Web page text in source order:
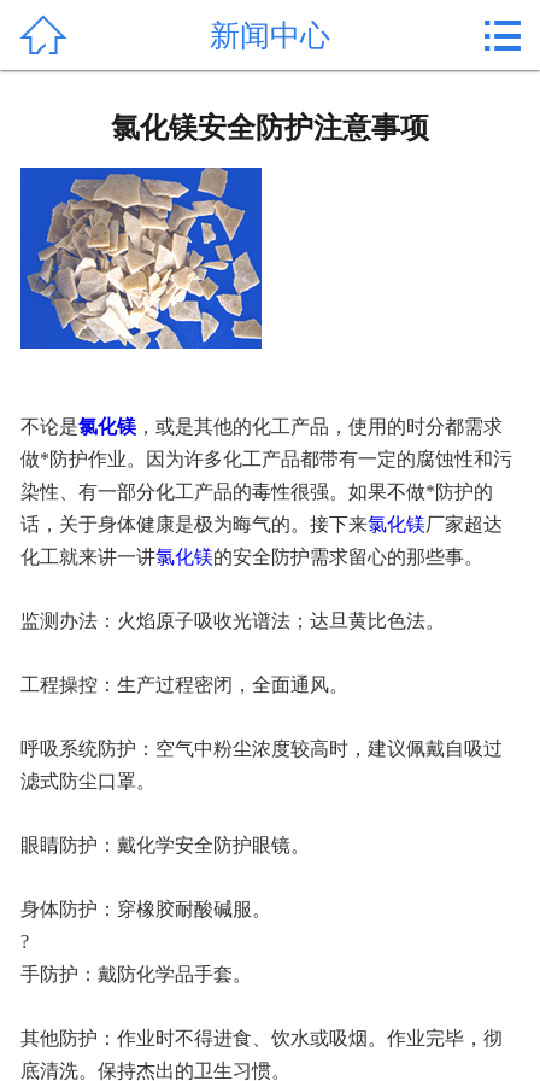
行业动态
常见问题
 新闻中心 
氯化镁安全防护注意事项
不论是氯化镁，或是其他的化工产品，使用的时分都需求
做*防护作业。因为许多化工产品都带有一定的腐蚀性和污
染性、有一部分化工产品的毒性很强。如果不做*防护的
话，关于身体健康是极为晦气的。接下来氯化镁厂家超达
化工就来讲一讲氯化镁的安全防护需求留心的那些事。
监测办法：火焰原子吸收光谱法；达旦黄比色法。
工程操控：生产过程密闭，全面通风。
呼吸系统防护：空气中粉尘浓度较高时，建议佩戴自吸过
滤式防尘口罩。
眼睛防护：戴化学安全防护眼镜。
身体防护：穿橡胶耐酸碱服。
?
手防护：戴防化学品手套。
其他防护：作业时不得进食、饮水或吸烟。作业完毕，彻
底清洗。保持杰出的卫生习惯。